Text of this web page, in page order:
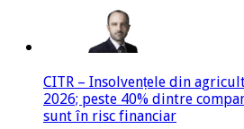
CITR – Insolvențele din
2026; peste 40% dintre
sunt în risc financiar